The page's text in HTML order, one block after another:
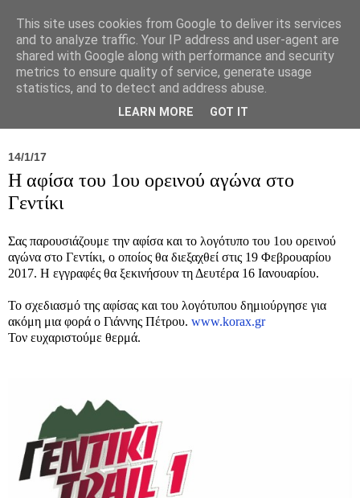
Σύλλογος Ιπποκράτειος
14/1/17
Η αφίσα του 1ου ορεινού αγώνα στο
Γεντίκι
Σας παρουσιάζουμε την αφίσα και το λογότυπο του 1ου ορεινού
αγώνα στο Γεντίκι, ο οποίος θα διεξαχθεί στις 19 Φεβρουαρίου
2017. Η εγγραφές θα ξεκινήσουν τη Δευτέρα 16 Ιανουαρίου.
Το σχεδιασμό της αφίσας και του λογότυπου δημιούργησε για
ακόμη μια φορά ο Γιάννης Πέτρου. www.korax.gr
Τον ευχαριστούμε θερμά.
This site uses cookies from Google to deliver its services
and to analyze traffic. Your IP address and user-agent are
shared with Google along with performance and security
metrics to ensure quality of service, generate usage
statistics, and to detect and address abuse.
LEARN MORE GOT IT